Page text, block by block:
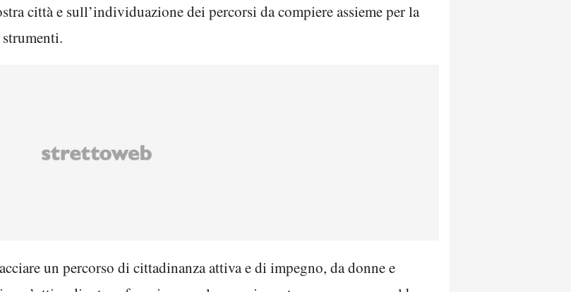
città e sull’individuazione dei percorsi da compiere assieme per la
un percorso di cittadinanza attiva e di impegno, da donne e